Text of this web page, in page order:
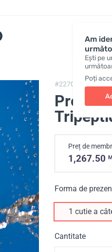
Am
Ești pe
Poți
#2270, Promarine
Preț de
1,267.50
Forma de
1 cutie a
Cantitate